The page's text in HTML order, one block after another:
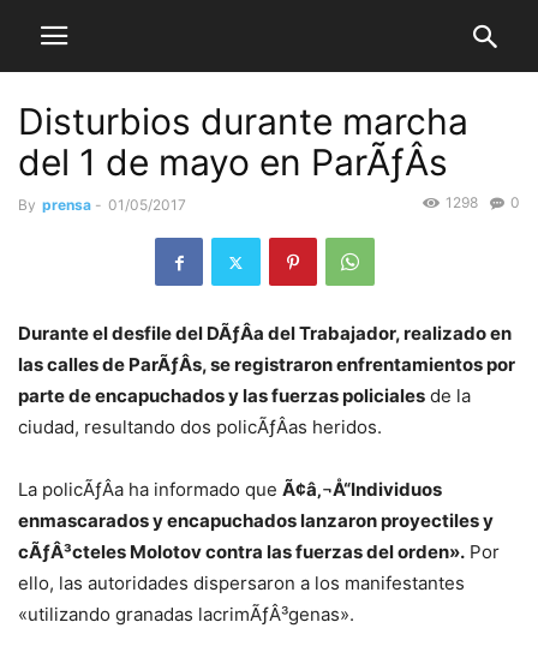
Disturbios durante marcha
del 1 de mayo en ParÃƒÂ­s
By prensa - 01/05/2017 0
1298
Durante el desfile del DÃƒÂ­a del Trabajador, realizado en
las calles de ParÃƒÂ­s, se registraron enfrentamientos por
parte de encapuchados y las fuerzas policiales de la
ciudad, resultando dos policÃƒÂ­as heridos.
La policÃƒÂ­a ha informado que Ã¢â‚¬Å“Individuos
enmascarados y encapuchados lanzaron proyectiles y
cÃƒÂ³cteles Molotov contra las fuerzas del orden». Por
ello, las autoridades dispersaron a los manifestantes
«utilizando granadas lacrimÃƒÂ³genas».